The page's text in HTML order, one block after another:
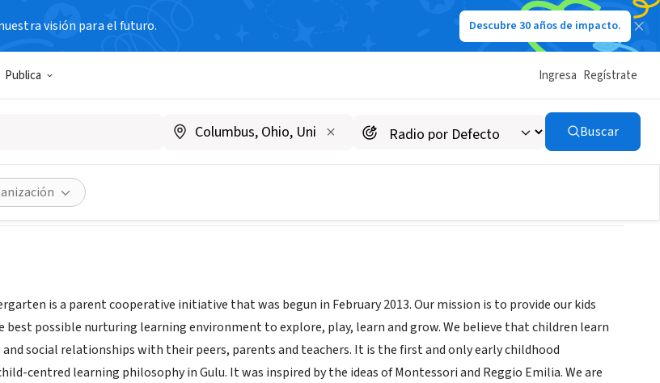
visión para el futuro. Descubre 30 años de impacto.
Publica Ingresa Regístrate
Buscar
Kindergarten
is a parent cooperative initiative that was begun in February 2013. Our mission is to provide our kids
best possible nurturing learning environment to explore, play, learn and grow. We believe that children learn
social relationships with their peers, parents and teachers. It is the first and only early childhood
centred learning philosophy in Gulu. It was inspired by the ideas of Montessori and Reggio Emilia. We are